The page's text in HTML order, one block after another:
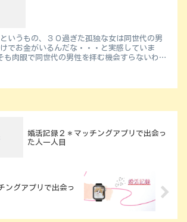
いうもの、３０過ぎた孤独な女は同世代の男
でお金がいるんだな・・・と実感していま
も肉眼で同世代の男性を拝む機会すらないわた
婚活記録２＊マッチングアプリで出会っ
た人一人目
ングアプリで出会っ